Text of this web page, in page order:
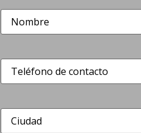
Nombre
Teléfono(Obligatorio)
Dirección